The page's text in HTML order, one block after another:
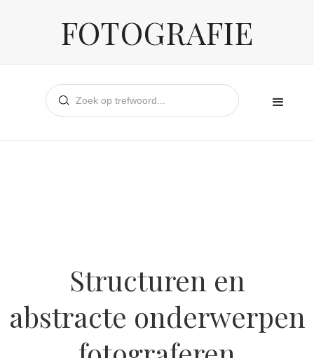
FOTOGRAFIE
Structuren en
abstracte onderwerpen